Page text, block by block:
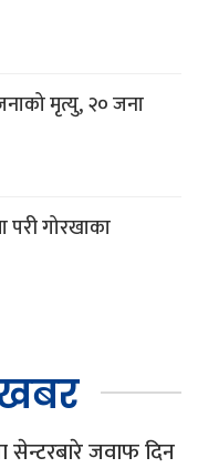
मृत्यु, २० जना
परी गोरखाका
सेन्टरबारे जवाफ दिन